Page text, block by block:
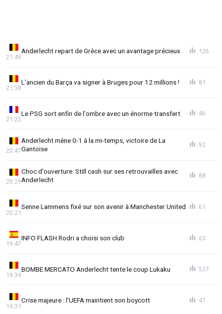
Anderlecht repart de Grèce avec un avantage précieux
21:49
126
L'ancien du Barça va signer à Bruges pour 12 millions !
21:38
81
Le PSG sort enfin de l'ombre avec un énorme transfert
21:22
46
Anderlecht mène 0-1 à la mi-temps, victoire de La
Gantoise
20:47
92
Choc d'ouverture: Still cash sur ses retrouvailles avec
Anderlecht
20:29
88
Senne Lammens fixé sur son avenir à Manchester United
20:21
61
INFO FLASH Rodri a choisi son club
19:47
63
BOMBE MERCATO Anderlecht tente le coup Lukaku
19:39
527
Crise majeure : l'UEFA maintient son boycott
19:31
47